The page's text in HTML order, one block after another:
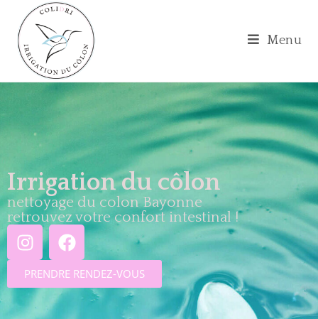
Menu
Irrigation du côlon
nettoyage du colon Bayonne
retrouvez votre confort intestinal !
PRENDRE RENDEZ-VOUS